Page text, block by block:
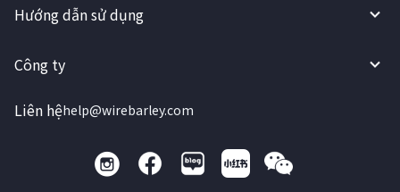
Hướng dẫn sử dụng
Công ty
Liên hệhelp@wirebarley.com